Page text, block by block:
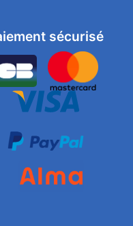
sécurisé